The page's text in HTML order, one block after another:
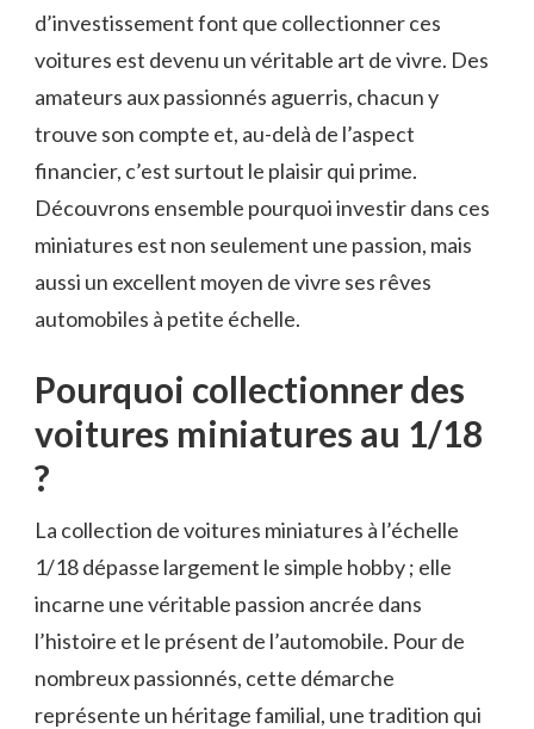
d’investissement font que collectionner ces
voitures est devenu un véritable art de vivre. Des
amateurs aux passionnés aguerris, chacun y
trouve son compte et, au-delà de l’aspect
financier, c’est surtout le plaisir qui prime.
Découvrons ensemble pourquoi investir dans ces
miniatures est non seulement une passion, mais
aussi un excellent moyen de vivre ses rêves
automobiles à petite échelle.
Pourquoi collectionner des
voitures miniatures au 1/18
?
La collection de voitures miniatures à l’échelle
1/18 dépasse largement le simple hobby ; elle
incarne une véritable passion ancrée dans
l’histoire et le présent de l’automobile. Pour de
nombreux passionnés, cette démarche
représente un héritage familial, une tradition qui